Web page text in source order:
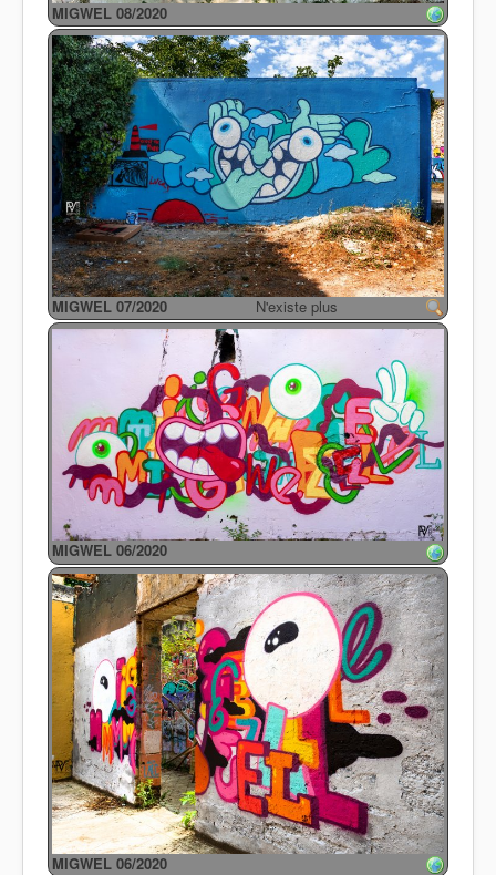
MIGWEL 08/2020
MIGWEL 07/2020 N'existe plus
MIGWEL 06/2020
MIGWEL 06/2020